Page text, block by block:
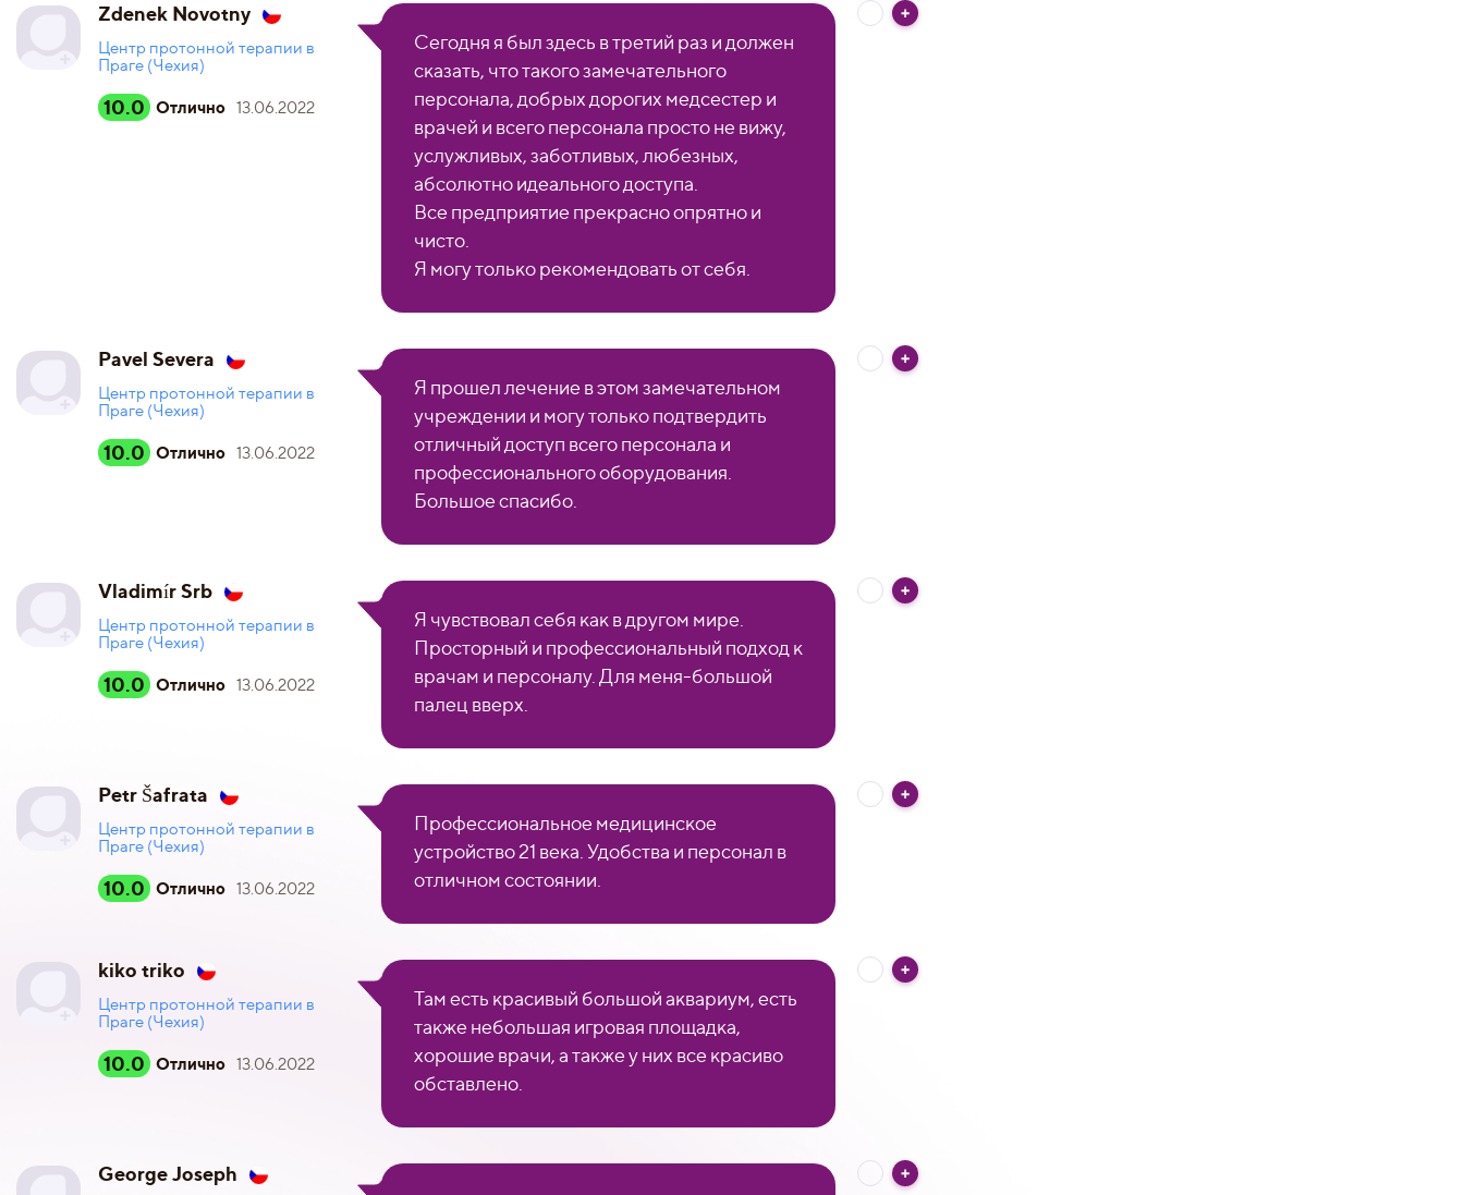
Zdenek Novotny
Центр протонной терапии в
Праге (Чехия)
10.0 Отлично 13.06.2022
Сегодня я был здесь в третий раз и должен
сказать, что такого замечательного
персонала, добрых дорогих медсестер и
врачей и всего персонала просто не вижу,
услужливых, заботливых, любезных,
абсолютно идеального доступа.
Все предприятие прекрасно опрятно и
чисто.
Я могу только рекомендовать от себя.
Pavel Severa
Центр протонной терапии в
Праге (Чехия)
10.0 Отлично 13.06.2022
Я прошел лечение в этом замечательном
учреждении и могу только подтвердить
отличный доступ всего персонала и
профессионального оборудования.
Большое спасибо.
Vladimír Srb
Центр протонной терапии в
Праге (Чехия)
10.0 Отлично 13.06.2022
Я чувствовал себя как в другом мире.
Просторный и профессиональный подход к
врачам и персоналу. Для меня-большой
палец вверх.
Petr Šafrata
Центр протонной терапии в
Праге (Чехия)
10.0 Отлично 13.06.2022
Профессиональное медицинское
устройство 21 века. Удобства и персонал в
отличном состоянии.
kiko triko
Центр протонной терапии в
Праге (Чехия)
10.0 Отлично 13.06.2022
Там есть красивый большой аквариум, есть
также небольшая игровая площадка,
хорошие врачи, а также у них все красиво
обставлено.
George Joseph